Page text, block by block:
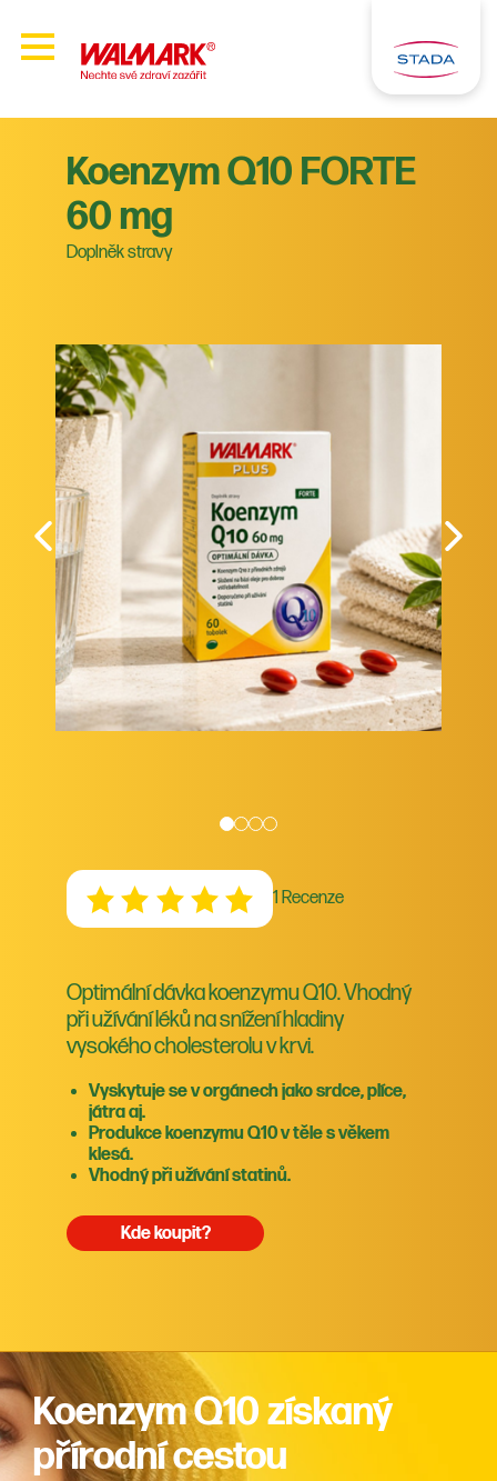
Koenzym Q10 FORTE
60 mg
Doplněk stravy
1 Recenze
Optimální dávka koenzymu Q10. Vhodný
při užívání léků na snížení hladiny
vysokého cholesterolu v krvi.
Vyskytuje se v orgánech jako srdce, plíce,
játra aj.
Produkce koenzymu Q10 v těle s věkem
klesá.
Vhodný při užívání statinů.
Kde koupit?
Koenzym Q10 získaný
přírodní cestou